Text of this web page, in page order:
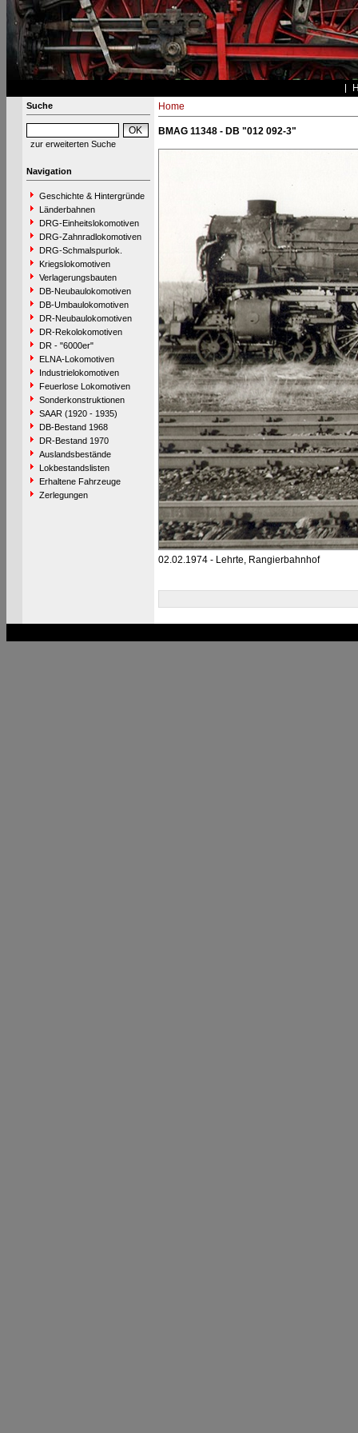
Suche
zur erweiterten Suche
Navigation
Geschichte & Hintergründe
Länderbahnen
DRG-Einheitslokomotiven
DRG-Zahnradlokomotiven
DRG-Schmalspurlok.
Kriegslokomotiven
Verlagerungsbauten
DB-Neubaulokomotiven
DB-Umbaulokomotiven
DR-Neubaulokomotiven
DR-Rekolokomotiven
DR - "6000er"
ELNA-Lokomotiven
Industrielokomotiven
Feuerlose Lokomotiven
Sonderkonstruktionen
SAAR (1920 - 1935)
DB-Bestand 1968
DR-Bestand 1970
Auslandsbestände
Lokbestandslisten
Erhaltene Fahrzeuge
Zerlegungen
Home
BMAG 11348 - DB "012 092-3"
02.02.1974 - Lehrte, Rangierbahnhof